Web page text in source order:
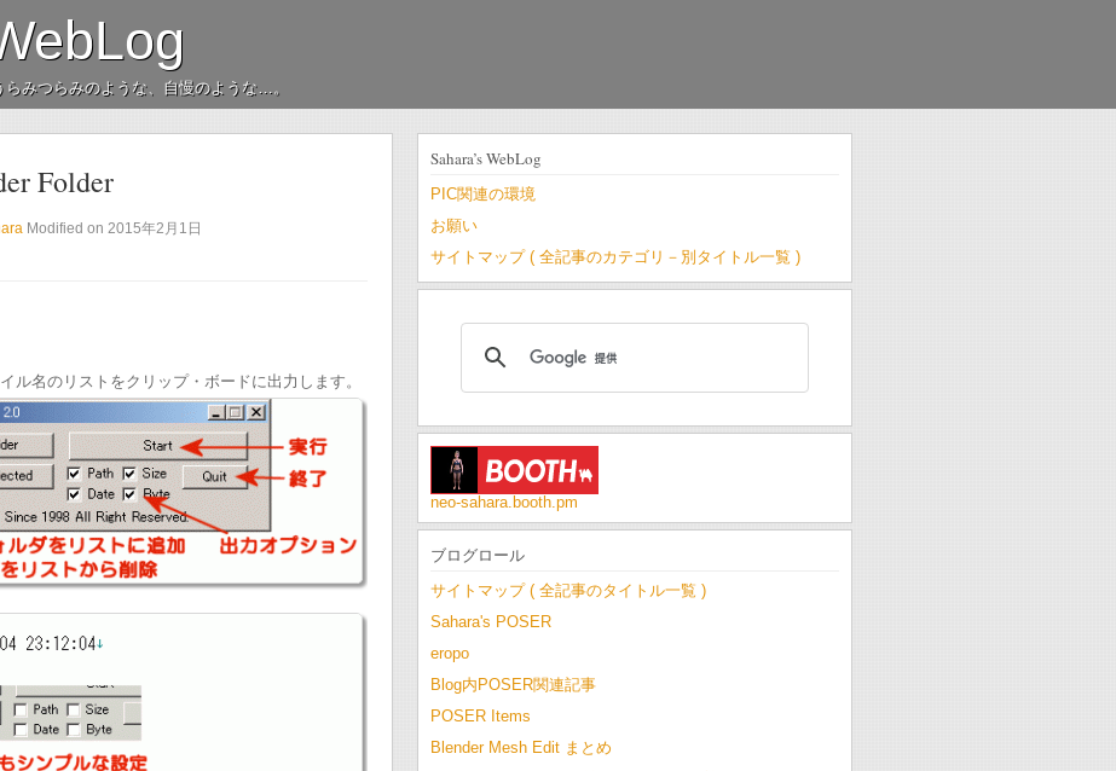
みつらみのような、自慢のような…。
Folder
Modified on 2015年2月1日
ル名のリストをクリップ・ボードに出力します。
Sahara’s WebLog
PIC関連の環境
お願い
サイトマップ ( 全記事のカテゴリ－別タイトル一覧 )
neo-sahara.booth.pm
ブログロール
サイトマップ ( 全記事のタイトル一覧 )
Sahara's POSER
eropo
Blog内POSER関連記事
POSER Items
Blender Mesh Edit まとめ